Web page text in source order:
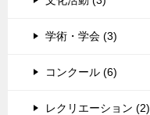
学術・学会 (3)
コンクール (6)
レクリエーション (2)